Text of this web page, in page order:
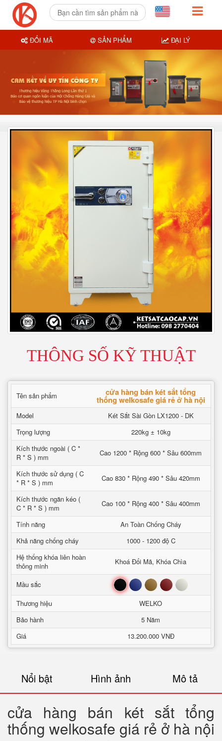
THÔNG SỐ KỸ THUẬT
Tên sản phẩm cửa hàng bán két sắt tổng
thống welkosafe giá rẻ ở hà nội
Model
Két Sắt Sài Gòn LX1200 - DK
Trọng lượng
220kg ± 10kg
Kích thước ngoài ( C *
R * S ) mm
Cao 1200 * Rộng 600 * Sâu 600mm
Kích thước sử dụng ( C
* R * S ) mm
Cao 830 * Rộng 490 * Sâu 420mm
Kích thước ngăn kéo (
C * R * S ) mm
Cao 100 * Rộng 400 * Sâu 400mm
Tính năng
An Toàn Chống Cháy
Khả năng chống cháy
1000 - 1200 độ C
Hệ thống khóa liên hoàn
thông minh
Khoá Đổi Mã, Khóa Chìa
Mầu sắc Đen Xanh Nâu Đỏ Trắng
Thương hiệu
WELKO
Bảo hành
5 Năm
Giá
13.200.000 VNĐ
Nổi bật Hình ảnh Mô tả
cửa hàng bán két sắt tổng
thống welkosafe giá rẻ ở hà nội
ĐỔI MÃ SẢN PHẨM ĐẠI LÝ